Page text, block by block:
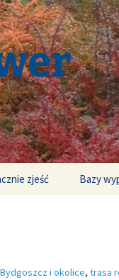
zjeść Bazy
i okolice, trasa